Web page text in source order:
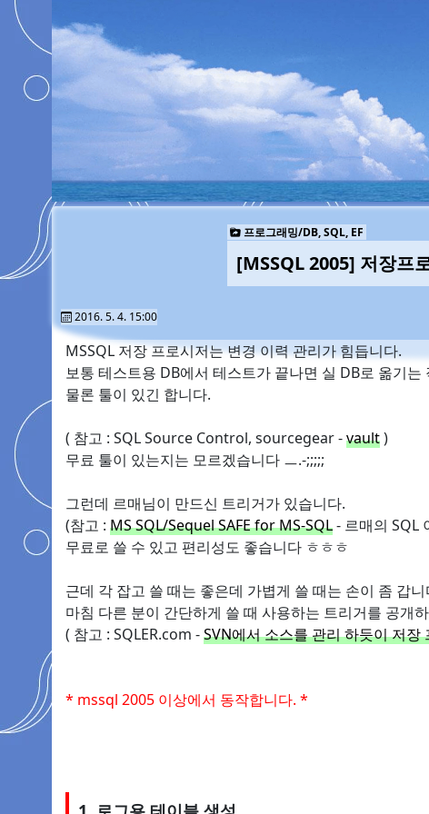
프로그래밍/DB, SQL, EF
[MSSQL 2005] 저장프
2016. 5. 4. 15:00
MSSQL 저장 프로시저는 변경 이력 관리가 힘듭니다.
보통 테스트용 DB에서 테스트가 끝나면 실 DB로 옮기
물론 툴이 있긴 합니다.
( 참고 : SQL Source Control, sourcegear -vault)
무료 툴이 있는지는 모르겠습니다 ㅡ.-;;;;;
그런데 르매님이 만드신 트리거가 있습니다.
(참고 : MS SQL/Sequel SAFE for MS-SQL- 르매의 SQL
무료로 쓸 수 있고 편리성도 좋습니다 ㅎㅎㅎ
근데 각 잡고 쓸 때는 좋은데 가볍게 쓸 때는 손이 좀 갑니
마침 다른 분이 간단하게 쓸 때 사용하는 트리거를 공개
( 참고 : SQLER.com -SVN에서 소스를 관리 하듯이 저
* mssql 2005 이상에서 동작합니다. *